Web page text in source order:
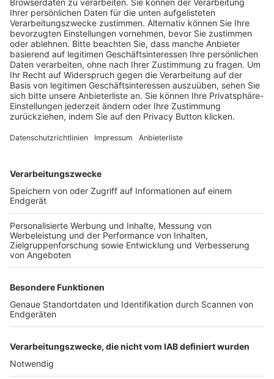
Trainerausbildung
Schulungsangebot Vereinsmitarbeiter
BFV-Geschäftsstellen
Trainerbörse
Login SpielPlus
FOLGE DEM BFV
TOP-VEREINE
TOP-PARTNER